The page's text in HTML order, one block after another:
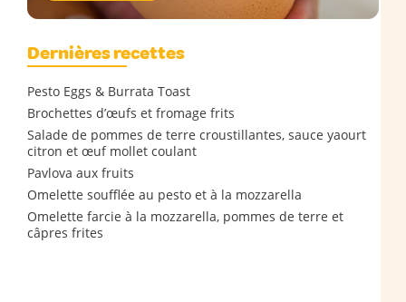
Dernières recettes
Pesto Eggs & Burrata Toast
Brochettes d’œufs et fromage frits
Salade de pommes de terre croustillantes, sauce yaourt
citron et œuf mollet coulant
Pavlova aux fruits
Omelette soufflée au pesto et à la mozzarella
Omelette farcie à la mozzarella, pommes de terre et
câpres frites